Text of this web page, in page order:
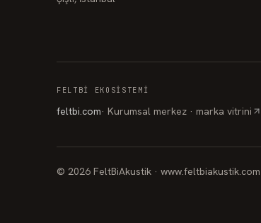
FELTBI EKOSISTEMI
feltbi.com· Kurumsal merkez · marka vitrini
© 2026 FeltBiAkustik · www.feltbiakustik.com